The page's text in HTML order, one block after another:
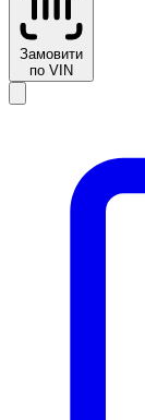
Замовити
по VIN